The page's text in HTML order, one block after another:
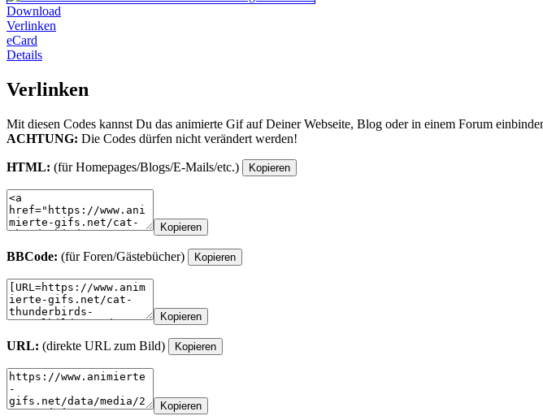
Download
Verlinken
eCard
Details
Verlinken
Mit diesen Codes kannst Du das animierte Gif auf Deiner Webseite, Blog oder in einem Forum
ACHTUNG: Die Codes dürfen nicht verändert werden!
HTML: (für Homepages/Blogs/E-Mails/etc.) Kopieren
Kopieren
BBCode: (für Foren/Gästebücher) Kopieren
Kopieren
URL: (direkte URL zum Bild) Kopieren
Kopieren